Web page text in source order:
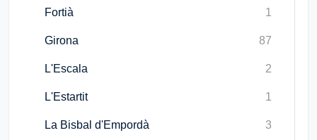
Fortià 1
Girona 87
L'Escala 2
L'Estartit 1
La Bisbal d'Empordà 3